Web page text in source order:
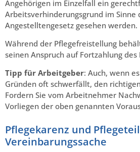
Angehörigen im Einzelfall ein
Arbeitsverhinderungsgrund im Sinne
Angestelltengesetz gesehen werden.
Während der Pflegefreistellung
seinen Anspruch auf Fortzahlung des
Tipp für Arbeitgeber: Auch, wenn
Gründen oft schwerfällt, den
Fordern Sie vom Arbeitnehmer
Vorliegen der oben genannten
Pflegekarenz und
Vereinbarungssache